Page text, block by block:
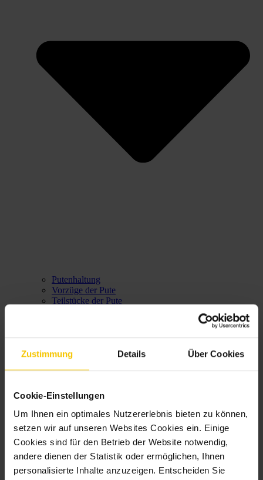
Zustimmung Details Über Cookies
Cookie-Einstellungen
Um Ihnen ein optimales Nutzererlebnis bieten zu können,
setzen wir auf unseren Websites Cookies ein. Einige
Cookies sind für den Betrieb der Website notwendig,
andere dienen der Statistik oder ermöglichen, Ihnen
personalisierte Inhalte anzuzeigen. Entscheiden Sie
Putenhaltung
Vorzüge der Pute
Teilstücke der Pute